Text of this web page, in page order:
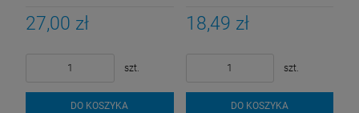
CAPUCCINO
27,00 zł
szt.
DO KOSZYKA
BRZOSKWINIOWA
18,49 zł
szt.
DO KOSZYKA